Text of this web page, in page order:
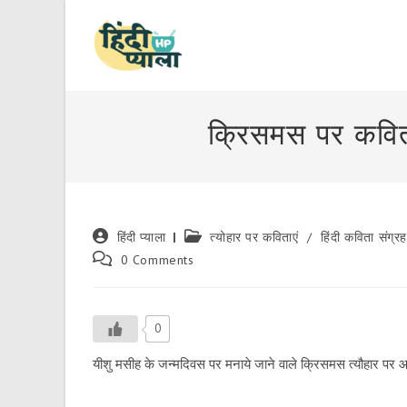
क्रिसमस पर
Post
author:
हिंदी प्याला
Post
category:
त्योहार पर कविताएं / हिंदी कविता संग्रह
Post 0 Comments
0
यीशु मसीह के जन्मदिवस पर मनाये जाने वाले क्रिसमस त्यौहार